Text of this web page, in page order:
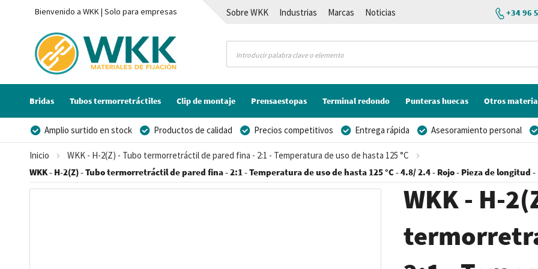
Bienvenido a WKK | Solo para empresas Sobre WKK Industrias Marcas
Noticias
+34 96
Bridas Tubos termorretráctiles Clip de montaje Prensaestopas Terminal redondo Punteras huecas Otros
Amplio surtido en stock Productos de calidad Precios competitivos Entrega rápida
Asesoramiento personal
Posibilidad de crear marca privada
Inicio
WKK - H-2(Z) - Tubo termorretráctil de pared fina - 2:1 - Temperatura de uso de hasta 125 °C
WKK - H-2(Z) - Tubo termorretráctil de pared fina - 2:1 - Temperatura de uso de hasta 125 °C - 4.8/ 2.4 - Rojo - Pieza de longitud
WKK - H-